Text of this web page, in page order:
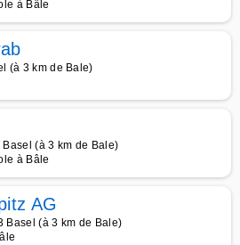
à Bâle
(à 3 km de Bale)
(à 3 km de Bale)
à Bâle
AG
Basel (à 3 km de Bale)